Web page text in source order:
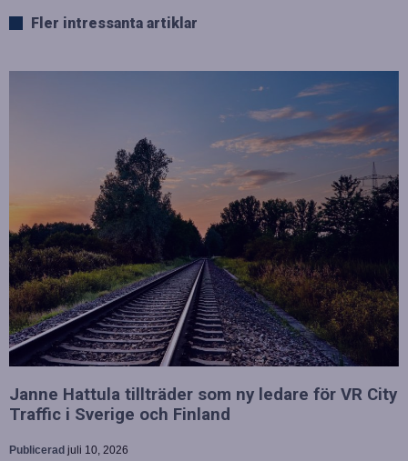
Fler intressanta artiklar
Janne Hattula tillträder som ny ledare för VR City
Traffic i Sverige och Finland
Publicerad juli 10, 2026